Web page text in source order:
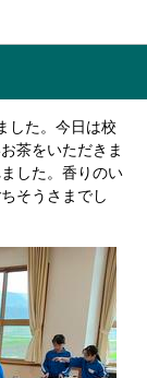
した。今日は校
茶をいただきま
した。香りのい
そうさまでし